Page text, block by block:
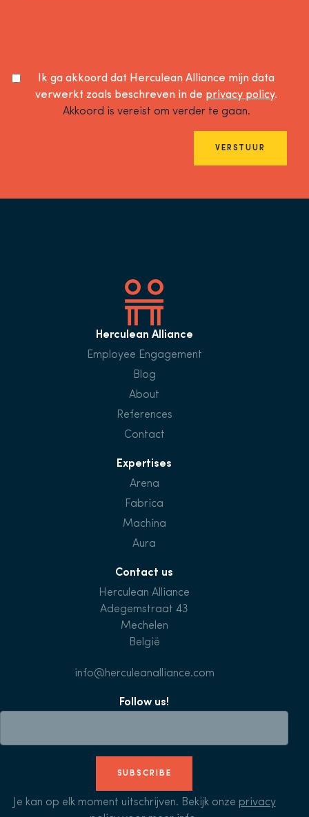
Ik ga akkoord dat Herculean Alliance mijn data
verwerkt zoals beschreven in de privacy policy.
Akkoord is vereist om verder te gaan.
VERSTUUR
Herculean Alliance
Employee Engagement
Blog
About
References
Contact
Expertises
Arena
Fabrica
Machina
Aura
Contact us
Herculean Alliance
Adegemstraat 43
Mechelen
België
info@herculeanalliance.com
Follow us!
SUBSCRIBE
Je kan op elk moment uitschrijven. Bekijk onze privacy